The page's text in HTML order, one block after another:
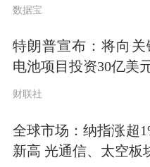
数据宝
特朗普宣布：将向关
电池项目投资30亿美
财联社
全球市场：纳指涨超
新高 光通信、太空板